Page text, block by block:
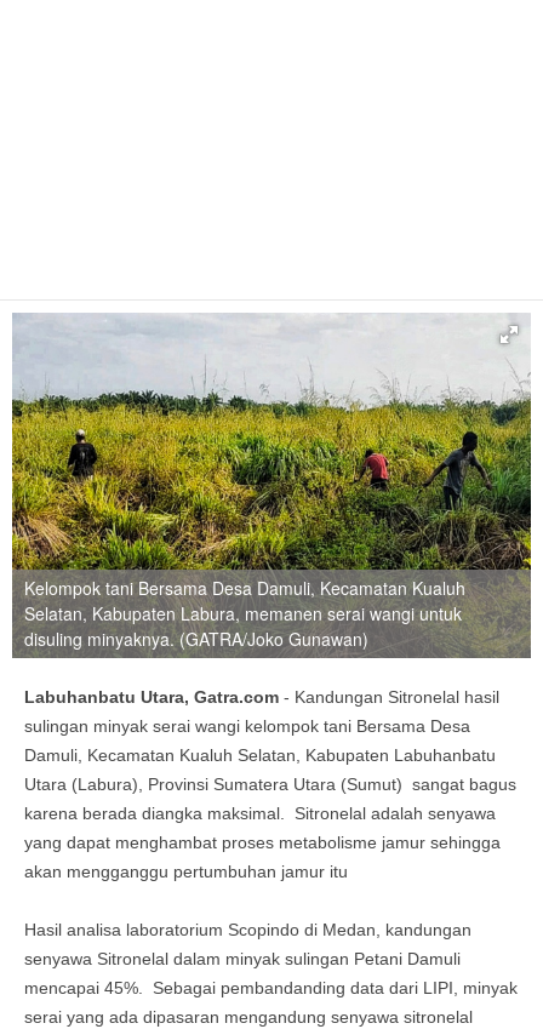
Kelompok tani Bersama Desa Damuli, Kecamatan Kualuh
Selatan, Kabupaten Labura, memanen serai wangi untuk
disuling minyaknya. (GATRA/Joko Gunawan)
Labuhanbatu Utara, Gatra.com - Kandungan Sitronelal hasil
sulingan minyak serai wangi kelompok tani Bersama Desa
Damuli, Kecamatan Kualuh Selatan, Kabupaten Labuhanbatu
Utara (Labura), Provinsi Sumatera Utara (Sumut) sangat bagus
karena berada diangka maksimal. Sitronelal adalah senyawa
yang dapat menghambat proses metabolisme jamur sehingga
akan mengganggu pertumbuhan jamur itu
Hasil analisa laboratorium Scopindo di Medan, kandungan
senyawa Sitronelal dalam minyak sulingan Petani Damuli
mencapai 45%. Sebagai pembandanding data dari LIPI, minyak
serai yang ada dipasaran mengandung senyawa sitronelal